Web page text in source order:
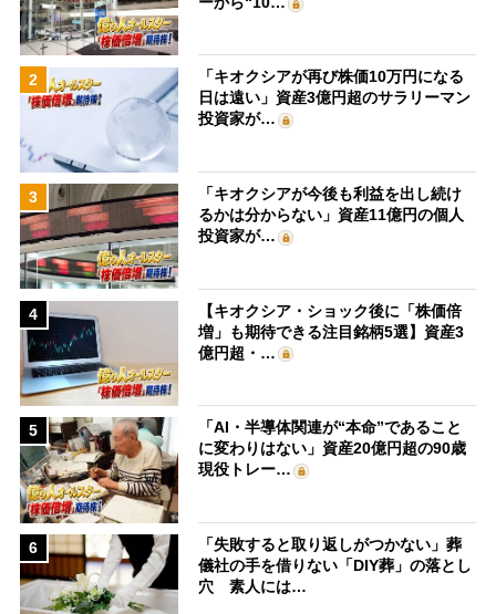
2
「キオクシアが再び株価10万円になる
日は遠い」資産3億円超のサラリーマン
投資家が…
3
「キオクシアが今後も利益を出し続け
るかは分からない」資産11億円の個人
投資家が…
4
【キオクシア・ショック後に「株価倍
増」も期待できる注目銘柄5選】資産3
億円超・…
5
「AI・半導体関連が“本命”であること
に変わりはない」資産20億円超の90歳
現役トレー…
6
「失敗すると取り返しがつかない」葬
儀社の手を借りない「DIY葬」の落とし
穴 素人には…